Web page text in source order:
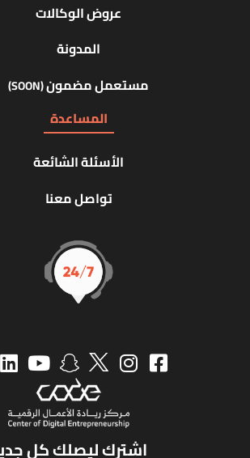
عروض الوكالات
المدونة
مستعمل مضمون(SOON)
المساعدة
الأسئلة الشائعة
تواصل معنا
اشترك ليصلك كل جديد